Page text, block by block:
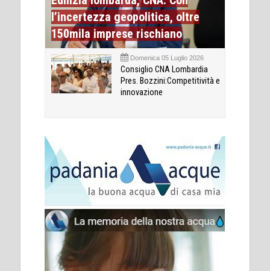
l’incertezza geopolitica, oltre
150mila imprese rischiano
Domenica 05 Luglio 2026
Consiglio CNA Lombardia
Pres. Bozzini:Competitività e
innovazione